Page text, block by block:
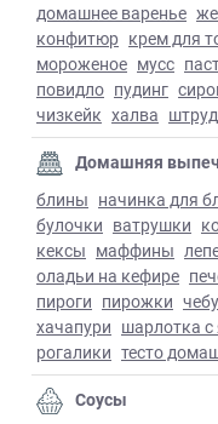
домашнее варенье
конфитюр крем для
мороженое мусс
повидло пудинг
чизкейк халва
Домашняя
блины начинка для
булочки ватрушки
кексы маффины
оладьи на кефире
пироги пирожки
хачапури шарлотка
рогалики тесто
Соусы